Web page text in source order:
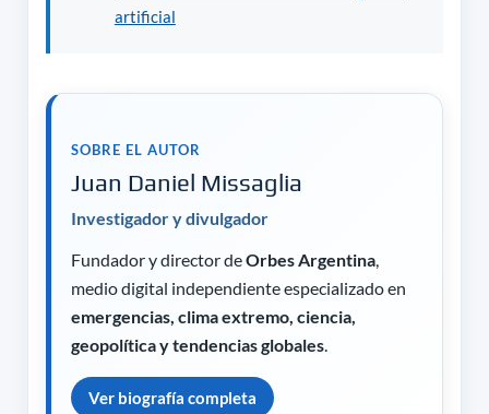
artificial
SOBRE EL AUTOR
Juan Daniel Missaglia
Investigador y divulgador
Fundador y director deOrbes Argentina,
medio digital independiente especializado en
emergencias, clima extremo, ciencia,
geopolítica y tendencias globales.
Ver biografía completa